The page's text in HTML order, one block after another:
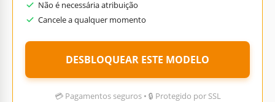
Não é necessária atribuição
Cancele a qualquer momento
DESBLOQUEAR ESTE MODELO
💳 Pagamentos seguros • 🔒 Protegido por SSL